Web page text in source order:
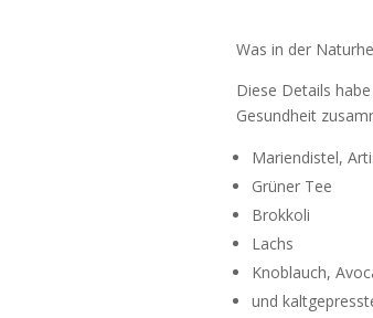
Was in der
Diese Details
Gesundheit
Mariendistel,
Grüner Tee
Brokkoli
Lachs
Knoblauch,
und